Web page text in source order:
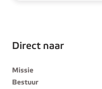
Direct naar
Missie
Bestuur